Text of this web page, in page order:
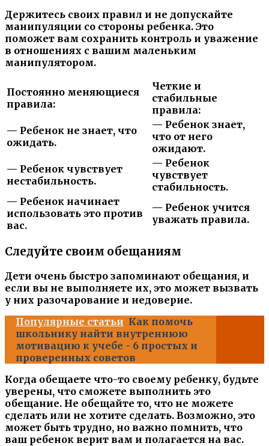
Держитесь своих правил и не допускайте
манипуляции со стороны ребенка. Это
поможет вам сохранить контроль и уважение
в отношениях с вашим маленьким
манипулятором.
Постоянно меняющиеся
правила:
Четкие и
стабильные
правила:
— Ребенок не знает, что
ожидать.
— Ребенок знает,
что от него
ожидают.
— Ребенок чувствует
нестабильность.
— Ребенок
чувствует
стабильность.
— Ребенок начинает
использовать это против
вас.
— Ребенок учится
уважать правила.
Следуйте своим обещаниям
Дети очень быстро запоминают обещания, и
если вы не выполняете их, это может вызвать
у них разочарование и недоверие.
Популярные статьи Как помочь
школьнику найти внутреннюю
мотивацию к учебе - 6 простых и
проверенных советов
Когда обещаете что-то своему ребенку, будьте
уверены, что сможете выполнить это
обещание. Не обещайте то, что не можете
сделать или не хотите сделать. Возможно, это
может быть трудно, но важно помнить, что
ваш ребенок верит вам и полагается на вас.